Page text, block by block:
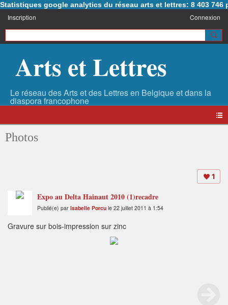
Statistiques google analytics du réseau arts et lettres: 8 403 746
Inscription Connexion
Arts et Lettres
Photos
1
Expo au Delta Hainaut 2010 (1)recadre
Publié(e) par Isabelle Porcu le 22 juillet 2011 à 1:54
Gravure sur bois-impression sur zinc